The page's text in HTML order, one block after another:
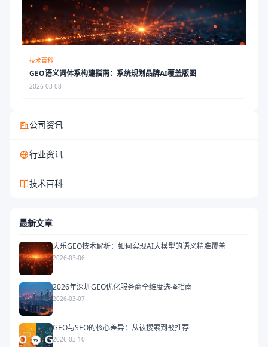
技术百科
GEO语义词体系构建指南：系统规划品牌AI覆盖版图
2026-03-08
公司资讯
行业资讯
技术百科
最新文章
大乐GEO技术解析：如何实现AI大模型的语义精准覆盖
2026-03-06
2026年深圳GEO优化服务商全维度选择指南
2026-03-07
GEO与SEO的核心差异：从被搜索到被推荐
2026-03-10